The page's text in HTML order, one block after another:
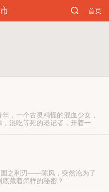
首页
，一个古灵精怪的混血少女，
混吃等死的老记者，开着一辆
国之利刃——陈风，突然沦为了
藏着怎样的秘密？